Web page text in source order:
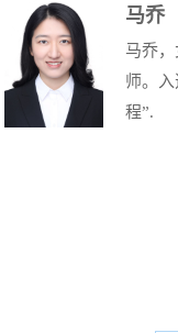
马乔
马乔
师。
程”.